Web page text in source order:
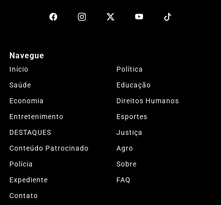
Navegue
Início
Política
Saúde
Educação
Economia
Direitos Humanos
Entretenimento
Esportes
DESTAQUES
Justiça
Conteúdo Patrocinado
Agro
Polícia
Sobre
Expediente
FAQ
Contato